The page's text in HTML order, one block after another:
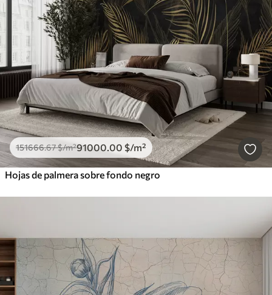
151666.67$/m²91000 .00 $/m²
Hojas de palmera sobre fondo negro